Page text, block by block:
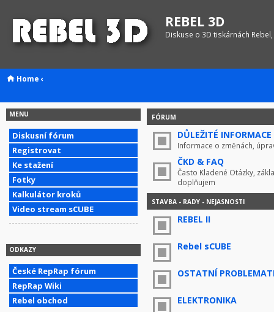
REBEL 3D
Diskuse o 3D tiskárnách
Home ‹
MENU
Diskusní fórum
Registrovat
Ke stažení
Fotky
Kalkulátor kroků
Video stream sCUBE
ODKAZY
České RepRap fórum
RepRap Wiki
Rebel obchod
FÓRUM
DŮLEŽITÉ INFORMACE
Informace o změnách,
ČKD & FAQ
Často Kladené Otázky,
doplňujem
STAVBA - RADY - NEJASNOSTI
REBEL II
Rebel sCUBE
OSTATNÍ
ELEKTRONIKA